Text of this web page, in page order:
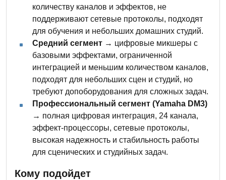
количеству каналов и эффектов, не
поддерживают сетевые протоколы, подходят
для обучения и небольших домашних студий.
Средний сегмент → цифровые микшеры с
базовыми эффектами, ограниченной
интеграцией и меньшим количеством каналов,
подходят для небольших сцен и студий, но
требуют допоборудования для сложных задач.
Профессиональный сегмент (Yamaha DM3)
→ полная цифровая интеграция, 24 канала,
эффект-процессоры, сетевые протоколы,
высокая надежность и стабильность работы
для сценических и студийных задач.
Кому подойдет